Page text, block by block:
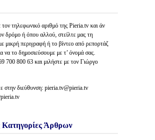
τηλεφωνικό αριθμό της Pieria.tv και άν
δρόμο ή όπου αλλού, στείλτε μας τη
μικρή περιγραφή ή το βίντεο από ρεπορτάζ
να το δημοσιεύσουμε με τ’ όνομά σας.
700 800 63 και μιλήστε με τον Γιώργο
στην διεύθυνση: pieria.tv@pieria.tv
Κατηγορίες Άρθρων